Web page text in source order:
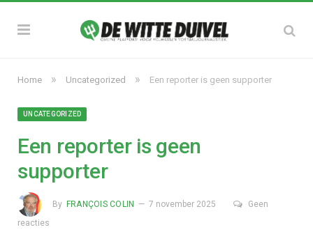
Home » Uncategorized » Een reporter is geen supporter
UNCATEGORIZED
Een reporter is geen
supporter
By FRANÇOIS COLIN 7 november 2025
Geen
reacties